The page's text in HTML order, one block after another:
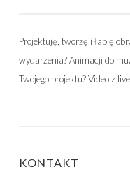
Projektuję, tworzę i łapię
wydarzenia? Animacji do
Twojego projektu? Video z
KONTAKT